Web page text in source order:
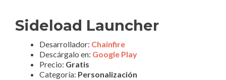
Sideload Launcher
Desarrollador: Chainfire
Descárgalo en: Google Play
Precio: Gratis
Categoría: Personalización